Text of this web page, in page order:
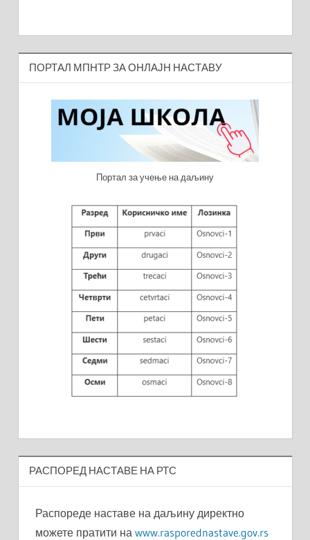
ПОРТАЛ МПНТР ЗА ОНЛАЈН НАСТАВУ
Портал за учење на даљину
РАСПОРЕД НАСТАВЕ НА РТС
Распореде наставе на даљину директно
можете пратити на www.rasporednastave.gov.rs